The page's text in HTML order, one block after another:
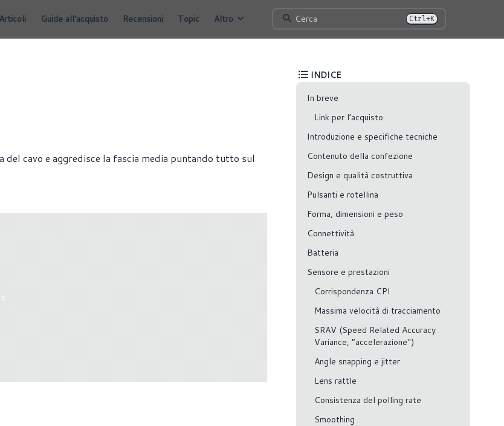
Articoli Guide all'acquisto Recensioni Topic Altro Cerca Ctrl+K
cavo e aggredisce la fascia media puntando tutto sul
INDICE
In breve
Link per l’acquisto
Introduzione e specifiche tecniche
Contenuto della confezione
Design e qualità costruttiva
Pulsanti e rotellina
Forma, dimensioni e peso
Connettività
Batteria
Sensore e prestazioni
Corrispondenza CPI
Massima velocità di tracciamento
SRAV (Speed Related Accuracy
Variance, “accelerazione")
Angle snapping e jitter
Lens rattle
Consistenza del polling rate
Smoothing